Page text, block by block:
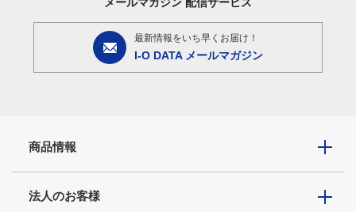
最新情報をいち早くお届け！
I-O DATA メールマガジン
商品情報
法人のお客様